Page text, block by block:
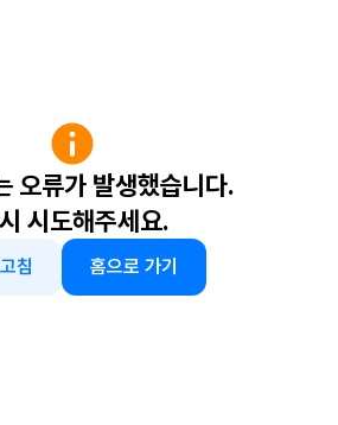
오류가 발생했습니다.
시도해주세요.
침 홈으로 가기